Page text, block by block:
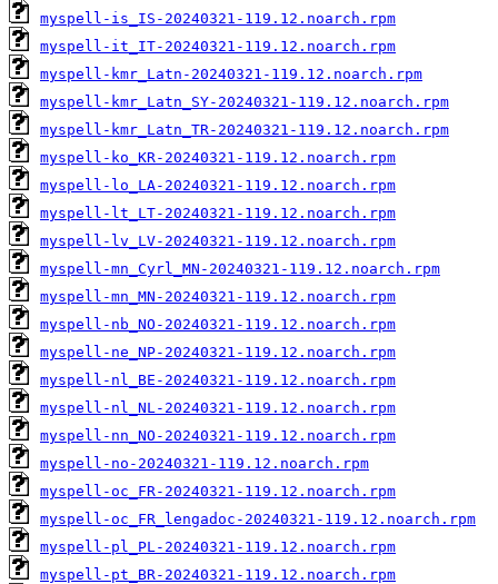
myspell-is_IS-20240321-119.12.noarch.rpm
myspell-it_IT-20240321-119.12.noarch.rpm
myspell-kmr_Latn-20240321-119.12.noarch.rpm
myspell-kmr_Latn_SY-20240321-119.12.noarch.rpm
myspell-kmr_Latn_TR-20240321-119.12.noarch.rpm
myspell-ko_KR-20240321-119.12.noarch.rpm
myspell-lo_LA-20240321-119.12.noarch.rpm
myspell-lt_LT-20240321-119.12.noarch.rpm
myspell-lv_LV-20240321-119.12.noarch.rpm
myspell-mn_Cyrl_MN-20240321-119.12.noarch.rpm
myspell-mn_MN-20240321-119.12.noarch.rpm
myspell-nb_NO-20240321-119.12.noarch.rpm
myspell-ne_NP-20240321-119.12.noarch.rpm
myspell-nl_BE-20240321-119.12.noarch.rpm
myspell-nl_NL-20240321-119.12.noarch.rpm
myspell-nn_NO-20240321-119.12.noarch.rpm
myspell-no-20240321-119.12.noarch.rpm
myspell-oc_FR-20240321-119.12.noarch.rpm
myspell-oc_FR_lengadoc-20240321-119.12.noarch.rpm
myspell-pl_PL-20240321-119.12.noarch.rpm
myspell-pt_BR-20240321-119.12.noarch.rpm